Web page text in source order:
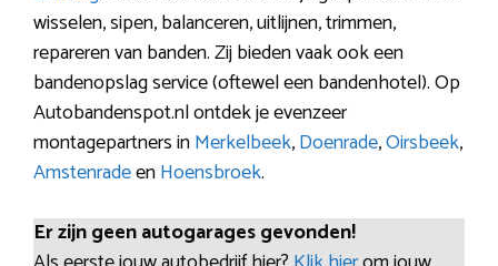
wisselen, sipen, balanceren, uitlijnen, trimmen,
repareren van banden. Zij bieden vaak ook een
bandenopslag service (oftewel een bandenhotel). Op
Autobandenspot.nl ontdek je evenzeer
montagepartners inMerkelbeek,Doenrade,Oirsbeek,
AmstenradeenHoensbroek.
Er zijn geen autogarages gevonden!